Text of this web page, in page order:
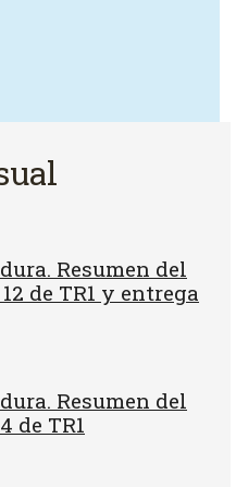
Resumen del
de TR1 y entrega
Resumen del
de TR1